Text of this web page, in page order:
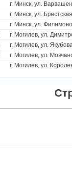
г. Минск, ул.
г. Минск, ул.
г. Минск, ул.
г. Могилев, ул.
г. Могилев, ул.
г. Могилев, ул.
г. Могилев, ул.